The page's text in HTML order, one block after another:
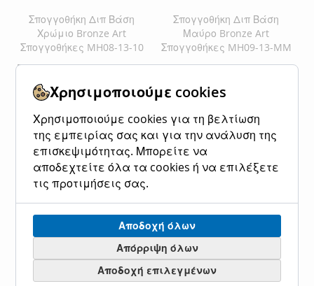
Σπογγοθήκη Διπ Βάση
Χρώμιο Bronze Art
Σπογγοθήκες MH08-13-10
Ειδική
55,00 € Κανονική τιμή 68,20 €
Προσθήκη στο Καλάθι
ΠΡΟΣΘΉΚΗ
ΣΤΗ
ΛΊΣΤΑ
ΕΠΙΘΥΜΙΏΝ
ΠΡΟΣΘΉΚΗ
ΓΙΑ
ΣΎΓΚΡΙΣΗ
Σπογγοθήκη Διπ Βάση
Μαύρο Bronze Art
Σπογγοθήκες MH09-13-MM
Ειδική
75,00 € Κανονική τιμή 93,00 €
ΠΡΟΣΘΉΚΗ
ΛΊΣΤΑ
ΕΠΙΘΥΜΙΏΝ
ΠΡΟΣΘΉΚΗ
ΣΎΓΚΡΙΣΗ
Χρησιμοποιούμε cookies
Χρησιμοποιούμε cookies για τη βελτίωση
της εμπειρίας σας και για την ανάλυση της
επισκεψιμότητας. Μπορείτε να
αποδεχτείτε όλα τα cookies ή να επιλέξετε
τις προτιμήσεις σας.
Αποδοχή όλων
Απόρριψη όλων
Αποδοχή επιλεγμένων